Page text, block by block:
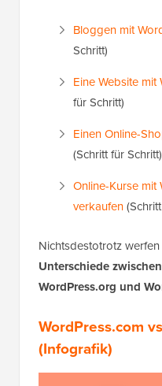
Bloggen mit
Schritt)
Eine Website
für Schritt)
Einen Online-
(Schritt für Schritt)
Online-Kurse mit
verkaufen
Nichtsdestotrotz
Unterschiede
WordPress.org und
WordPress.com
(Infografik)